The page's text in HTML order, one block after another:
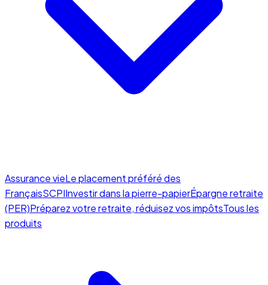
Assurance vieLe placement préféré des
FrançaisSCPIInvestir dans la pierre-papierÉpargne retraite
(PER)Préparez votre retraite, réduisez vos impôtsTous les
produits